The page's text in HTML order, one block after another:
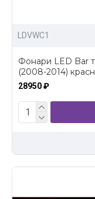
LDVWC1
Фонари LED Bar
(2008-2014)
28950 ₽